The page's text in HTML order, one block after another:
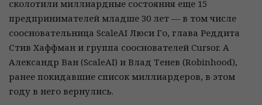
сколотили миллиардные состояния еще 15
предпринимателей младше 30 лет — в том числе
соосновательница ScaleAI Люси Го, глава Реддита
Стив Хаффман и группа сооснователей Cursor. А
Александр Ван (ScaleAI) и Влад Тенев (Robinhood),
ранее покидавшие список миллиардеров, в этом
году в него вернулись.